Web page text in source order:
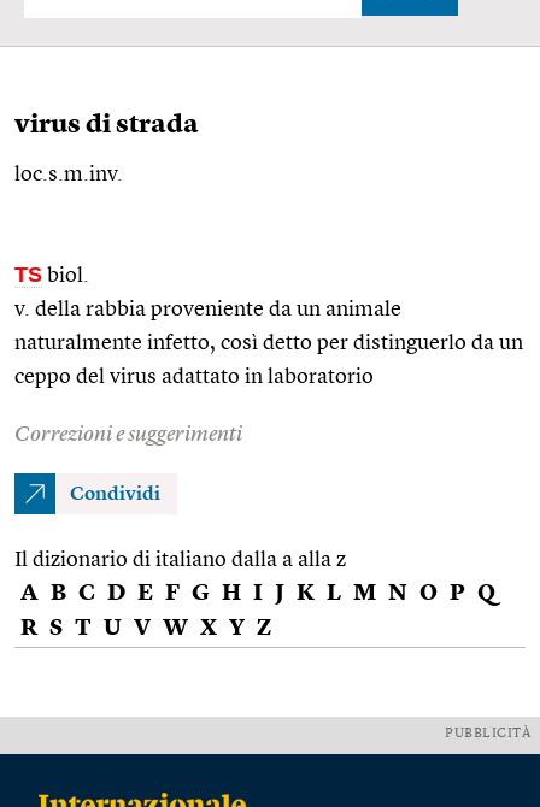
virus di strada
loc.s.m.inv.
TS biol.
v. della rabbia proveniente da un animale
naturalmente infetto, così detto per distinguerlo da un
ceppo del virus adattato in laboratorio
Correzioni e suggerimenti
Condividi
Il dizionario di italiano dalla a alla z
A B C D E F G H I J K L M N O P Q
R S T U V W X Y Z
PUBBLICITÀ